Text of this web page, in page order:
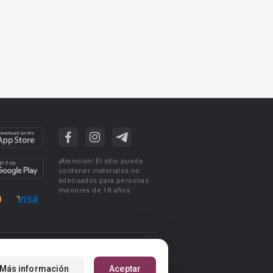
Más información Aceptar
¡Atención! El sitio puede
contener materiales no
adecuados para personas
menores de 18 años.
Reglas para la publicación de libros